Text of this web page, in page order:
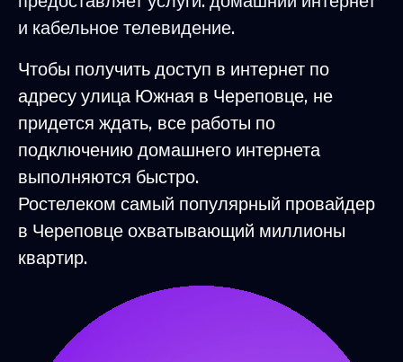
и кабельное телевидение.
Чтобы получить доступ в интернет по
адресу улица Южная в Череповце, не
придется ждать, все работы по
подключению домашнего интернета
выполняются быстро.
Ростелеком самый популярный провайдер
в Череповце охватывающий миллионы
квартир.